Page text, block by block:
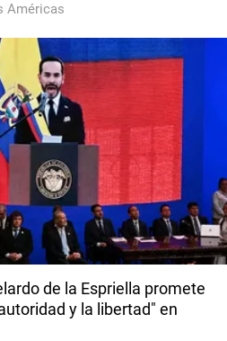
Américas
de la Espriella promete
y la libertad" en